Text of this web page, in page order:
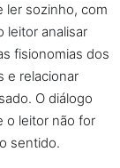
ler sozinho, com
leitor analisar
fisionomias dos
e relacionar
O diálogo
o leitor não for
sentido.